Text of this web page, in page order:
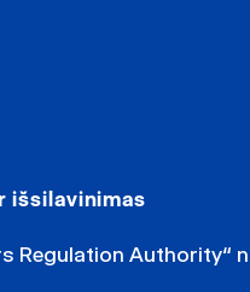
išsilavinimas
Regulation Authority“